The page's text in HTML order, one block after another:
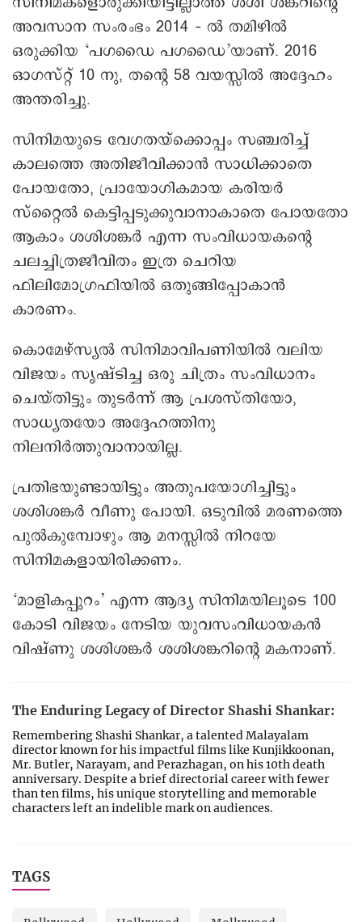
അവസാന സംരംഭം 2014 – ല്‍ തമിഴില്‍
ഒരുക്കിയ ‘പഗഡൈ പഗഡൈ’യാണ്. 2016
ഓഗസ്റ്റ് 10 നു, തന്റെ 58 വയസ്സിൽ അദ്ദേഹം
അന്തരിച്ചു.
സിനിമയുടെ വേഗതയ്‌ക്കൊപ്പം സഞ്ചരിച്ച്
കാലത്തെ അതിജീവിക്കാന്‍ സാധിക്കാതെ
പോയതോ, പ്രായോഗികമായ കരിയര്‍
സ്‌റ്റൈല്‍ കെട്ടിപ്പടുക്കുവാനാകാതെ പോയതോ
ആകാം ശശിശങ്കര്‍ എന്ന സംവിധായകന്റെ
ചലച്ചിത്രജീവിതം ഇത്ര ചെറിയ
ഫിലിമോഗ്രഫിയിൽ ഒതുങ്ങിപ്പോകാൻ
കാരണം.
കൊമേഴ്‌സ്യല്‍ സിനിമാവിപണിയില്‍ വലിയ
വിജയം സൃഷ്ടിച്ച ഒരു ചിത്രം സംവിധാനം
ചെയ്തിട്ടും തുടര്‍ന്ന് ആ പ്രശസ്തിയോ,
സാധ്യതയോ അദ്ദേഹത്തിനു
നിലനിര്‍ത്തുവാനായില്ല.
പ്രതിഭയുണ്ടായിട്ടും അതുപയോഗിച്ചിട്ടും
ശശിശങ്കര്‍ വീണു പോയി. ഒടുവില്‍ മരണത്തെ
പുല്‍കുമ്പോഴും ആ മനസ്സില്‍ നിറയേ
സിനിമകളായിരിക്കണം.
‘മാളികപ്പുറം’ എന്ന ആദ്യ സിനിമയിലൂടെ 100
കോടി വിജയം നേടിയ യുവസംവിധായകൻ
വിഷ്ണു ശശിശങ്കർ ശശിശങ്കറിന്റെ മകനാണ്.
The Enduring Legacy of Director Shashi Shankar:
Remembering Shashi Shankar, a talented Malayalam
director known for his impactful films like Kunjikkoonan,
Mr. Butler, Narayam, and Perazhagan, on his 10th death
anniversary. Despite a brief directorial career with fewer
than ten films, his unique storytelling and memorable
characters left an indelible mark on audiences.
TAGS